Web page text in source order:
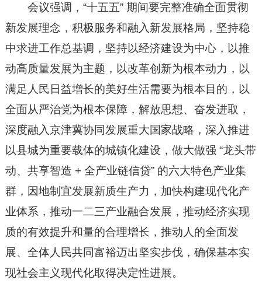
会议强调，“十五五” 期间要完整准确全面贯彻
新发展理念，积极服务和融入新发展格局，坚持稳
中求进工作总基调，坚持以经济建设为中心，以推
动高质量发展为主题，以改革创新为根本动力，以
满足人民日益增长的美好生活需要为根本目的，以
全面从严治党为根本保障，解放思想、奋发进取，
深度融入京津冀协同发展重大国家战略，深入推进
以县城为重要载体的城镇化建设，做大做强 “龙头带
动、共享智造 + 全产业链信贷” 的六大特色产业集
群，因地制宜发展新质生产力，加快构建现代化产
业体系，推动一二三产业融合发展，推动经济实现
质的有效提升和量的合理增长，推动人的全面发
展、全体人民共同富裕迈出坚实步伐，确保基本实
现社会主义现代化取得决定性进展。